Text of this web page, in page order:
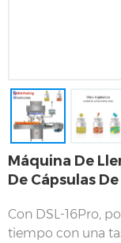
Máquina De
De Cápsulas
Con DSL-16Pro,
tiempo con una